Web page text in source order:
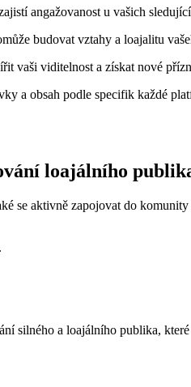
angažovanost u vašich
budovat vztahy a loajalitu
vaši viditelnost a získat nové
a obsah podle specifik každé
loajálního
se aktivně zapojovat do
silného a loajálního publika,